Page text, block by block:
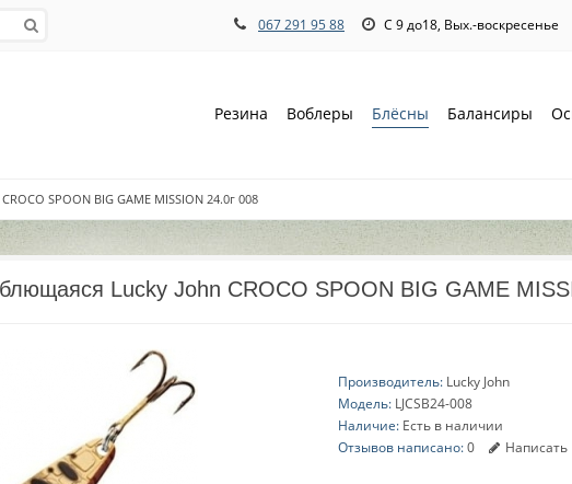
067 291 95 88 С 9 до18, Вых.-воскресенье
Резина Воблеры Блёсны Балансиры
SPOON BIG GAME MISSION 24.0г 008
Lucky John CROCO SPOON BIG GAME
Производитель: Lucky John
Модель: LJCSB24-008
Наличие: Есть в наличии
Отзывов написано:0 Написать